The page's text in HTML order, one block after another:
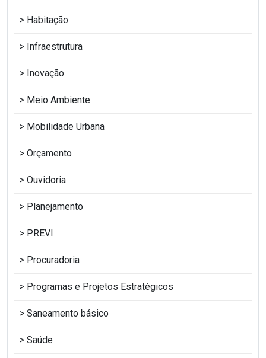
Habitação
Infraestrutura
Inovação
Meio Ambiente
Mobilidade Urbana
Orçamento
Ouvidoria
Planejamento
PREVI
Procuradoria
Programas e Projetos Estratégicos
Saneamento básico
Saúde